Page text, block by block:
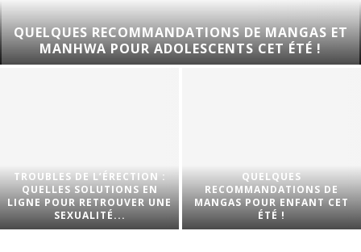
QUELQUES RECOMMANDATIONS DE MANGAS ET
MANHWA POUR ADOLESCENTS CET ÉTÉ !
TROUBLES DE L’ÉRECTION :
QUELLES SOLUTIONS EN
LIGNE POUR RETROUVER UNE
SEXUALITÉ...
QUELQUES
RECOMMANDATIONS DE
MANGAS POUR ENFANT CET
ÉTÉ !